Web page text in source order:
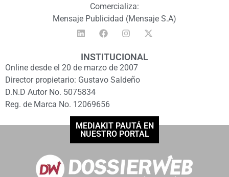
Comercializa:
Mensaje Publicidad (Mensaje S.A)
INSTITUCIONAL
Online desde el 20 de marzo de 2007
Director propietario: Gustavo Saldeño
D.N.D Autor No. 5075834
Reg. de Marca No. 12069656
MEDIAKIT PAUTÁ EN
NUESTRO PORTAL